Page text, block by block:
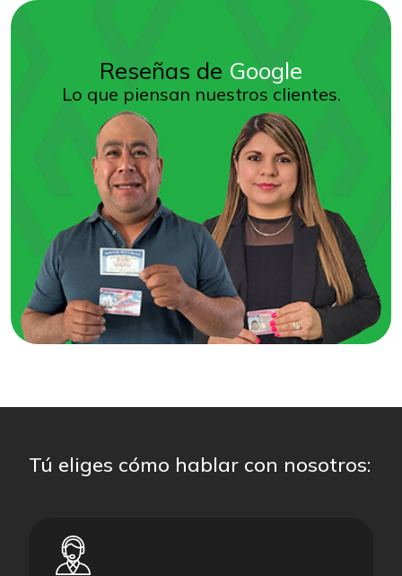
Reseñas de Google
Lo que piensan nuestros clientes.
Tú eliges cómo hablar con nosotros: